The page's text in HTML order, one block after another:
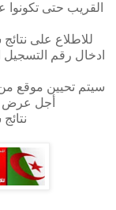
القريب حتى تكونوا
ادخال رقم التسجيل
سيتم تحيين موقع
أجل عرض